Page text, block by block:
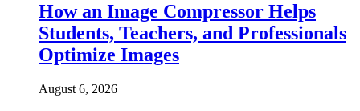
How an Image Compressor Helps
Students, Teachers, and Professionals
Optimize Images
August 6, 2026